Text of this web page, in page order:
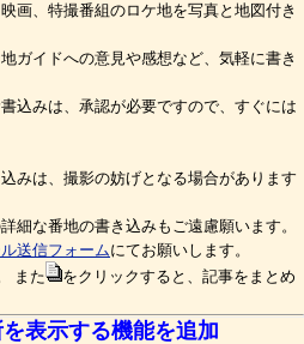
画、特撮番組のロケ地を写真と地図付き
ガイドへの意見や感想など、気軽に書き
込みは、承認が必要ですので、すぐには
みは、撮影の妨げとなる場合があります
細な番地の書き込みもご遠慮願います。
送信フォームにてお願いします。
また
をクリックすると、記事をまとめ
表示する機能を追加